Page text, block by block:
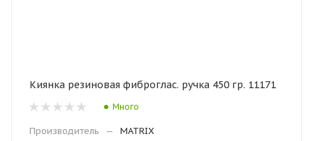
Киянка резиновая фиброглас. ручка 450 гр. 11171
Много
Производитель —
MATRIX